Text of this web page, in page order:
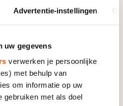
Advertentie-instellingen
uw gegevens
verwerken je persoonlijke
met behulp van
om informatie op uw
gebruiken met als doel
scherpte op 14 november
1500 meter. Het weekend
en reed Bowe een
(1.12,18) en Richardson-
(1.50,85).